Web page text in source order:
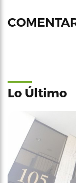
Lo Último